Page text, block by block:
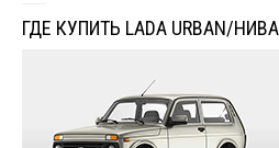
ГДЕ КУПИТЬ LADA URBAN/